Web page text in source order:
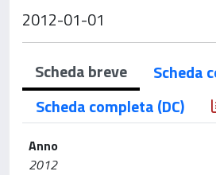
2012-01-01
Scheda breve
Scheda
Scheda completa (DC)
Anno
2012